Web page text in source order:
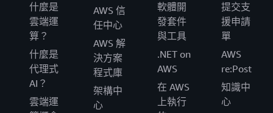
什麼是
雲端運
算？
什麼是
代理式
AI？
雲端運
AWS 信
任中心
AWS 解
決方案
程式庫
架構中
心
軟體開
發套件
與工具
.NET on
AWS
在 AWS
上執行
提交支
援申請
單
AWS
re:Post
知識中
心